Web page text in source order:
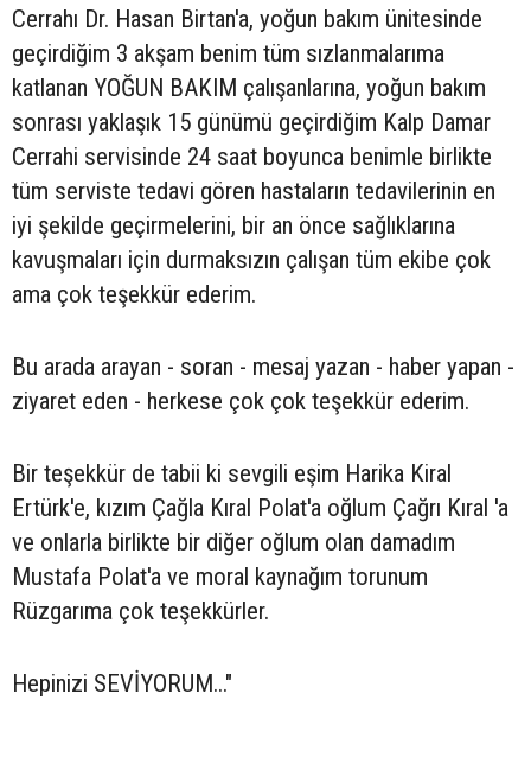
Cerrahı Dr. Hasan Birtan'a, yoğun bakım ünitesinde
geçirdiğim 3 akşam benim tüm sızlanmalarıma
katlanan YOĞUN BAKIM çalışanlarına, yoğun bakım
sonrası yaklaşık 15 günümü geçirdiğim Kalp Damar
Cerrahi servisinde 24 saat boyunca benimle birlikte
tüm serviste tedavi gören hastaların tedavilerinin en
iyi şekilde geçirmelerini, bir an önce sağlıklarına
kavuşmaları için durmaksızın çalışan tüm ekibe çok
ama çok teşekkür ederim.
Bu arada arayan - soran - mesaj yazan - haber yapan -
ziyaret eden - herkese çok çok teşekkür ederim.
Bir teşekkür de tabii ki sevgili eşim Harika Kiral
Ertürk'e, kızım Çağla Kıral Polat'a oğlum Çağrı Kıral 'a
ve onlarla birlikte bir diğer oğlum olan damadım
Mustafa Polat'a ve moral kaynağım torunum
Rüzgarıma çok teşekkürler.
Hepinizi SEVİYORUM..."